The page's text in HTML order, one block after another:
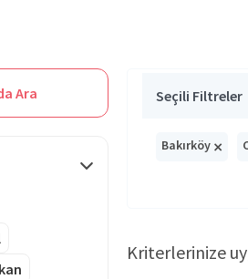
Ara Seçili Filtreler
Bakırköy ×
Kriterlerinize